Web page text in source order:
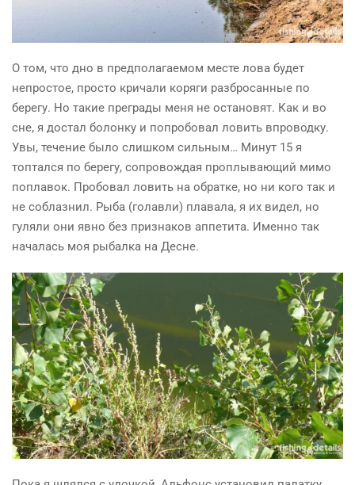
О том, что дно в предполагаемом месте лова будет
непростое, просто кричали коряги разбросанные по
берегу. Но такие преграды меня не остановят. Как и во
сне, я достал болонку и попробовал ловить впроводку.
Увы, течение было слишком сильным… Минут 15 я
топтался по берегу, сопровождая проплывающий мимо
поплавок. Пробовал ловить на обратке, но ни кого так и
не соблазнил. Рыба (голавли) плавала, я их видел, но
гуляли они явно без признаков аппетита. Именно так
началась моя рыбалка на Десне.